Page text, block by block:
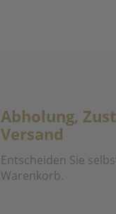
Abholung,
Versand
Entscheiden Sie
Warenkorb.